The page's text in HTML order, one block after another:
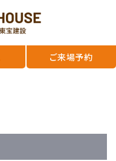
ご来場予約